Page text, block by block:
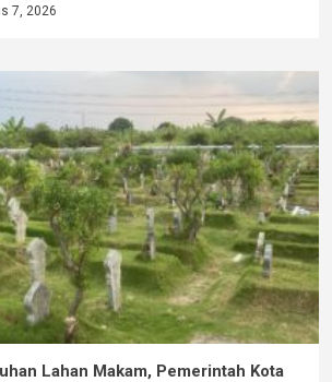
7, 2026
Lahan Makam, Pemerintah Kota